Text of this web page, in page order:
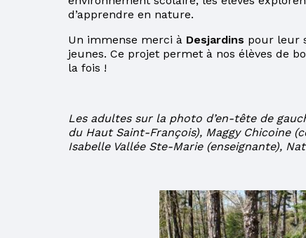
COURS D’ÉTÉ AU
SECONDAIRE
LE CSS DES
HAUTS-CANTONS
PAIEMENT DE LA
TAXE SCOLAIRE
PAR INTERNET
d’apprendre en nature.
Un immense merci à Desjardins pour leur
jeunes. Ce projet permet à nos élèves de
la fois !
Les adultes sur la photo d’en-tête de
du Haut Saint-François), Maggy Chicoine
Isabelle Vallée Ste-Marie (enseignante),